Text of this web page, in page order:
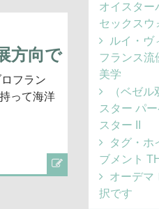
方向で
フラン
って海洋
オイスター
セックスウ
ルイ・ヴ
フランス流
美学
（ベゼ
スター パ
スター II
タグ・ホ
ブメント
オーデマ
択です